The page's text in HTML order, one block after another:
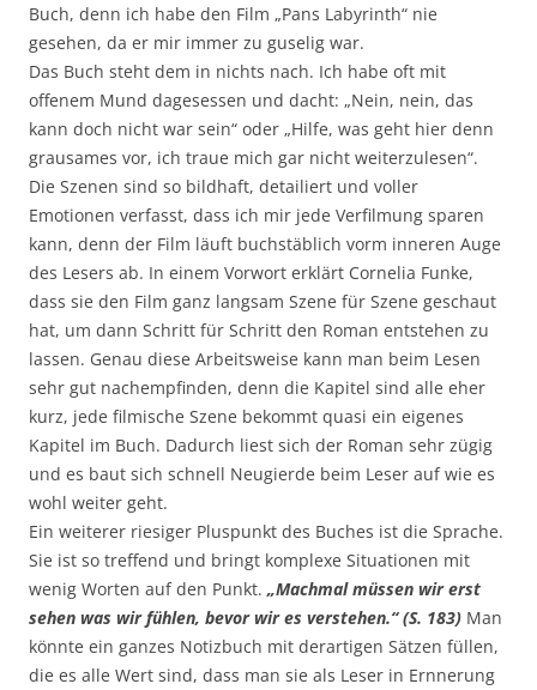
Buch, denn ich habe den Film „Pans Labyrinth“ nie
gesehen, da er mir immer zu guselig war.
Das Buch steht dem in nichts nach. Ich habe oft mit
offenem Mund dagesessen und dacht: „Nein, nein, das
kann doch nicht war sein“ oder „Hilfe, was geht hier denn
grausames vor, ich traue mich gar nicht weiterzulesen“.
Die Szenen sind so bildhaft, detailiert und voller
Emotionen verfasst, dass ich mir jede Verfilmung sparen
kann, denn der Film läuft buchstäblich vorm inneren Auge
des Lesers ab. In einem Vorwort erklärt Cornelia Funke,
dass sie den Film ganz langsam Szene für Szene geschaut
hat, um dann Schritt für Schritt den Roman entstehen zu
lassen. Genau diese Arbeitsweise kann man beim Lesen
sehr gut nachempfinden, denn die Kapitel sind alle eher
kurz, jede filmische Szene bekommt quasi ein eigenes
Kapitel im Buch. Dadurch liest sich der Roman sehr zügig
und es baut sich schnell Neugierde beim Leser auf wie es
wohl weiter geht.
Ein weiterer riesiger Pluspunkt des Buches ist die Sprache.
Sie ist so treffend und bringt komplexe Situationen mit
wenig Worten auf den Punkt. „Machmal müssen wir erst
sehen was wir fühlen, bevor wir es verstehen.“ (S. 183) Man
könnte ein ganzes Notizbuch mit derartigen Sätzen füllen,
die es alle Wert sind, dass man sie als Leser in Ernnerung